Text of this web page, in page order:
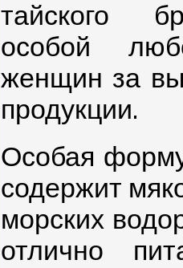
тайского
особой
женщин за
продукции.
Особая
содержит
морских
отлично